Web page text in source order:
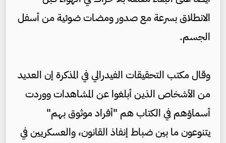
الانطلاق بسرعة مع صدور ومضات ضوئية من أسفل
الجسم.
وقال مكتب التحقيقات الفيدرالي في المذكرة إن العديد
من الأشخاص الذين أبلغوا عن المشاهدات ووردت
أسماؤهم في الكتاب هم "أفراد موثوق بهم"
يتنوعون ما بين ضباط إنفاذ القانون، والعسكريين في